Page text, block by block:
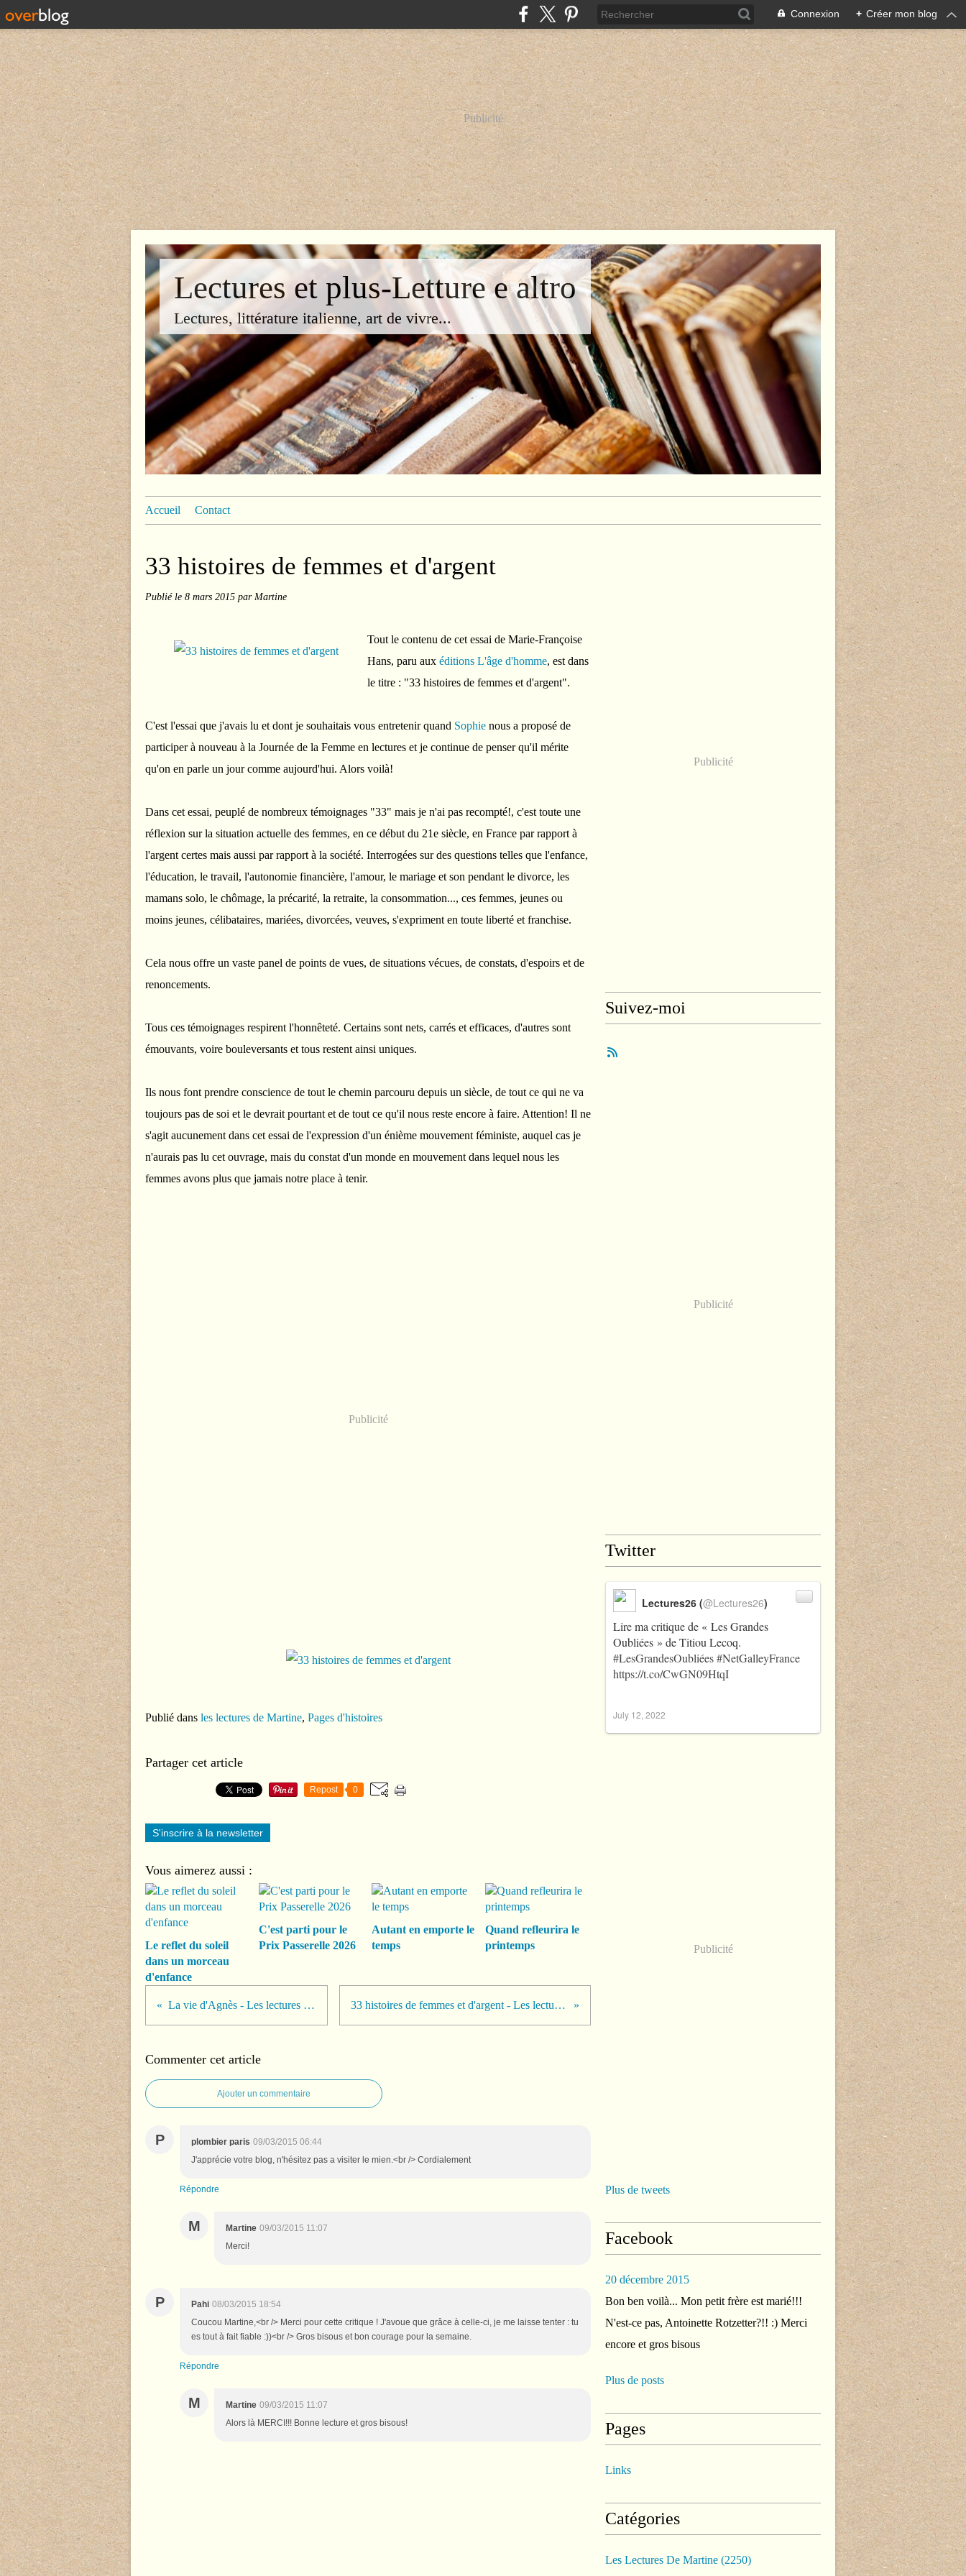
Connexion + Créer mon blog
Publicité
Lectures et plus-Letture e altro
Lectures, littérature italienne, art de vivre...
Accueil Contact
33 histoires de femmes et d'argent
Publié le 8 mars 2015 par Martine
Tout le contenu de cet essai de Marie-Françoise
Hans, paru aux éditions L'âge d'homme, est dans
le titre : "33 histoires de femmes et d'argent".
C'est l'essai que j'avais lu et dont je souhaitais vous entretenir quand Sophie nous a proposé de
participer à nouveau à la Journée de la Femme en lectures et je continue de penser qu'il mérite
qu'on en parle un jour comme aujourd'hui. Alors voilà!
Dans cet essai, peuplé de nombreux témoignages "33" mais je n'ai pas recompté!, c'est toute une
réflexion sur la situation actuelle des femmes, en ce début du 21e siècle, en France par rapport à
l'argent certes mais aussi par rapport à la société. Interrogées sur des questions telles que l'enfance,
l'éducation, le travail, l'autonomie financière, l'amour, le mariage et son pendant le divorce, les
mamans solo, le chômage, la précarité, la retraite, la consommation..., ces femmes, jeunes ou
moins jeunes, célibataires, mariées, divorcées, veuves, s'expriment en toute liberté et franchise.
Cela nous offre un vaste panel de points de vues, de situations vécues, de constats, d'espoirs et de
renoncements.
Tous ces témoignages respirent l'honnêteté. Certains sont nets, carrés et efficaces, d'autres sont
émouvants, voire bouleversants et tous restent ainsi uniques.
Ils nous font prendre conscience de tout le chemin parcouru depuis un siècle, de tout ce qui ne va
toujours pas de soi et le devrait pourtant et de tout ce qu'il nous reste encore à faire. Attention! Il ne
s'agit aucunement dans cet essai de l'expression d'un énième mouvement féministe, auquel cas je
n'aurais pas lu cet ouvrage, mais du constat d'un monde en mouvement dans lequel nous les
femmes avons plus que jamais notre place à tenir.
Publicité
Publié dans les lectures de Martine, Pages d'histoires
Partager cet article
Repost 0
S'inscrire à la newsletter
Vous aimerez aussi :
Le reflet du soleil
dans un morceau
d'enfance
C'est parti pour le
Prix Passerelle 2026
Autant en emporte le
temps
Quand refleurira le
printemps
La vie d'Agnès - Les lectures de Martine 33 histoires de femmes et d'argent - Les lectures de Martine
Commenter cet article
Ajouter un commentaire
P plombier paris 09/03/2015 06:44
J'apprécie votre blog, n'hésitez pas a visiter le mien.<br /> Cordialement
Répondre
M Martine 09/03/2015 11:07
Merci!
P Pahi 08/03/2015 18:54
Coucou Martine,<br /> Merci pour cette critique ! J'avoue que grâce à celle-ci, je me laisse tenter : tu
es tout à fait fiable :))<br /> Gros bisous et bon courage pour la semaine.
Répondre
M Martine 09/03/2015 11:07
Alors là MERCI!!! Bonne lecture et gros bisous!
Publicité
Suivez-moi
Publicité
Twitter
Lire ma critique de « Les Grandes
Oubliées » de Titiou Lecoq.
#LesGrandesOubliées#NetGalleyFrance
https://t.co/CwGN09HtqI
Lectures26 (@Lectures26)
July 12, 2022
Publicité
Plus de tweets
Facebook
20 décembre 2015
Bon ben voilà... Mon petit frère est marié!!!
N'est-ce pas, Antoinette Rotzetter?!! :) Merci
encore et gros bisous
Plus de posts
Pages
Links
Catégories
Les Lectures De Martine (2250)